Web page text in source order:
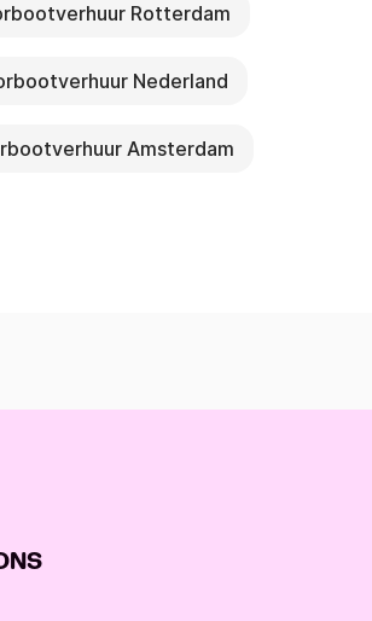
Rotterdam
Nederland
Amsterdam